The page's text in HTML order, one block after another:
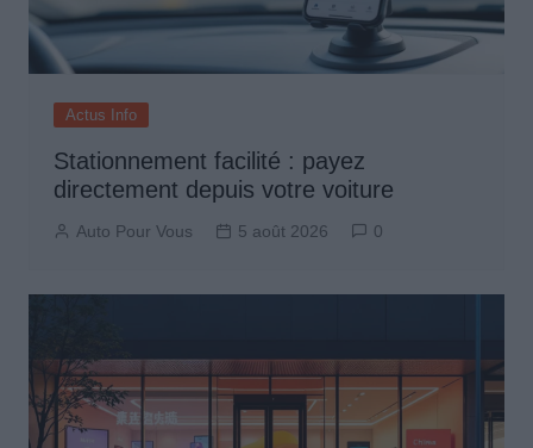
Actus Info
Stationnement facilité : payez
directement depuis votre voiture
Auto Pour Vous 5 août 2026 0